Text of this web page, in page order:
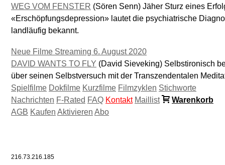
WEG VOM FENSTER (Sören Senn) Jäher Sturz eines
«Erschöpfungsdepression» lautet die psychiatrische
landläufig bekannt.
Neue Filme Streaming 6. August 2020
DAVID WANTS TO FLY (David Sieveking) Selbstironisch
über seinen Selbstversuch mit der Transzendentalen
Spielfilme Dokfilme Kurzfilme Filmzyklen Stichworte
Nachrichten F-Rated FAQ Kontakt Maillist
Warenkorb
AGB Kaufen Aktivieren Abo
216.73.216.185